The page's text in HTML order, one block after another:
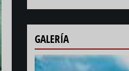
GALERÍA